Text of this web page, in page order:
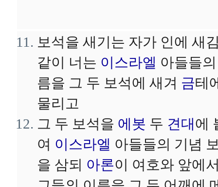
보석을 새기는 자가 인에 새
같이 너는 이스라엘 아들들
름을 그 두 보석에 새겨 금테
물리고
그 두 보석을 에봇 두 견대에
여 이스라엘 아들들의 기념
을 삼되 아론이 여호와 앞에